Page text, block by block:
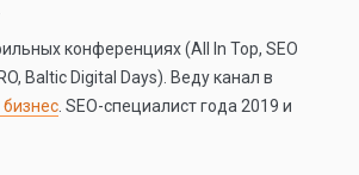
конференциях (All In Top, SEO
Baltic Digital Days). Веду канал в
. SEO-специалист года 2019 и